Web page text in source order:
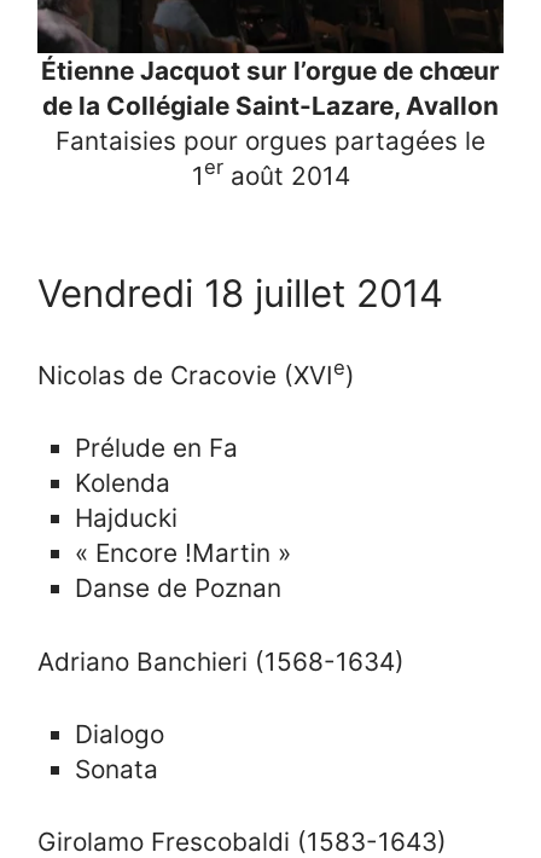
Étienne Jacquot sur l’orgue de chœur
de la Collégiale Saint-Lazare, Avallon
Fantaisies pour orgues partagées le
1eraoût 2014
Vendredi 18 juillet 2014
Nicolas de Cracovie (XVIe)
Prélude en Fa
Kolenda
Hajducki
« Encore !Martin »
Danse de Poznan
Adriano Banchieri (1568-1634)
Dialogo
Sonata
Girolamo Frescobaldi (1583-1643)